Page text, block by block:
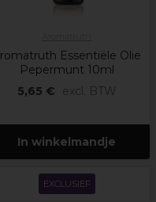
Essentiële Olie
Pepermunt 10ml
5,65 €
excl. BTW
In winkelmandje
EXCLUSIEF